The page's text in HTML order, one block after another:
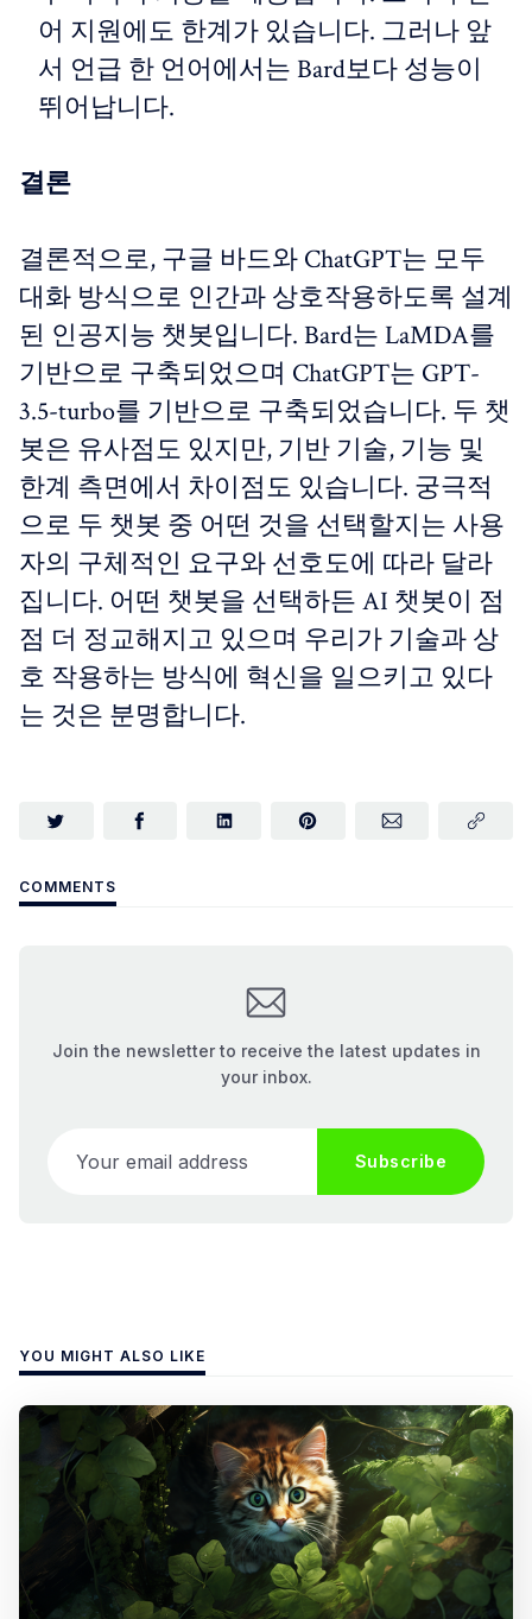
어 지원에도 한계가 있습니다. 그러나 앞
서 언급 한 언어에서는 Bard보다 성능이
뛰어납니다.
결론
결론적으로, 구글 바드와 ChatGPT는 모두
대화 방식으로 인간과 상호작용하도록 설계
된 인공지능 챗봇입니다. Bard는 LaMDA를
기반으로 구축되었으며 ChatGPT는 GPT-
3.5-turbo를 기반으로 구축되었습니다. 두 챗
봇은 유사점도 있지만, 기반 기술, 기능 및
한계 측면에서 차이점도 있습니다. 궁극적
으로 두 챗봇 중 어떤 것을 선택할지는 사용
자의 구체적인 요구와 선호도에 따라 달라
집니다. 어떤 챗봇을 선택하든 AI 챗봇이 점
점 더 정교해지고 있으며 우리가 기술과 상
호 작용하는 방식에 혁신을 일으키고 있다
는 것은 분명합니다.
COMMENTS
Join the newsletter to receive the latest updates in
your inbox.
Subscribe
YOU MIGHT ALSO LIKE